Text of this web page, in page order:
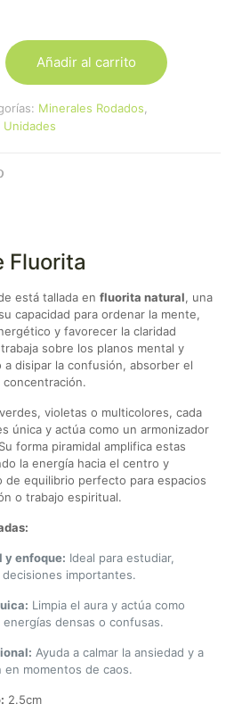
Añadir al carrito
Minerales Rodados,
Unidades
Fluorita
está tallada en fluorita natural, una
capacidad para ordenar la mente,
y favorecer la claridad
sobre los planos mental y
a disipar la confusión, absorber el
violetas o multicolores, cada
única y actúa como un armonizador
forma piramidal amplifica estas
la energía hacia el centro y
de equilibrio perfecto para espacios
o trabajo espiritual.
y enfoque: Ideal para estudiar,
importantes.
Limpia el aura y actúa como
densas o confusas.
Ayuda a calmar la ansiedad y a
momentos de caos.
2.5cm